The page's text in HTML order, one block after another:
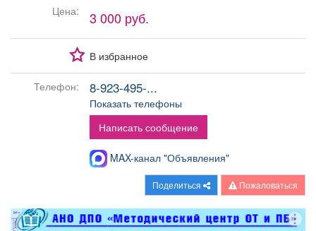
Поздравления
Я - пенсионер
Цена:
3 000 руб.
В избранное
Телефон: 8-923-495-...
Показать телефоны
Написать сообщение
MAX-канал "Объявления"
Поделиться Пожаловаться